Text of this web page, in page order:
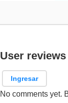
User
Ingresar
No comments yet.